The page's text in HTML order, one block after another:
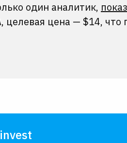
один аналитик,
целевая цена — $14, что